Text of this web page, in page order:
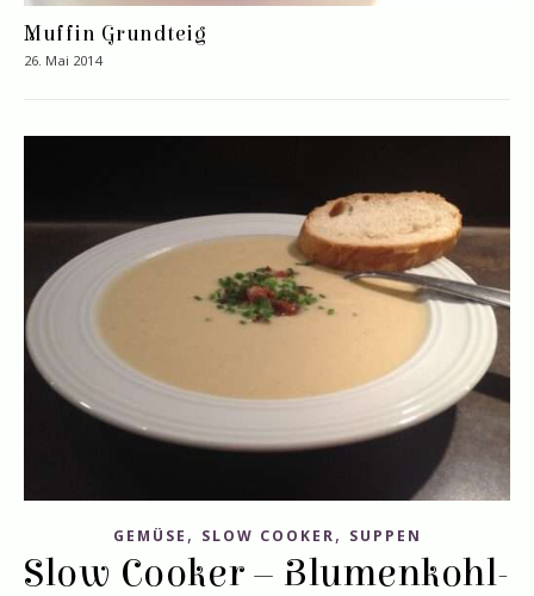
Muffin Grundteig
26. Mai 2014
GEMÜSE , SLOW COOKER, SUPPEN
Slow Cooker – Blumenkohl-